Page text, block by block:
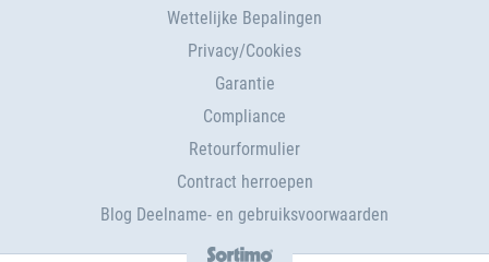
Wettelijke Bepalingen
Privacy/Cookies
Garantie
Compliance
Retourformulier
Contract herroepen
Blog Deelname- en gebruiksvoorwaarden